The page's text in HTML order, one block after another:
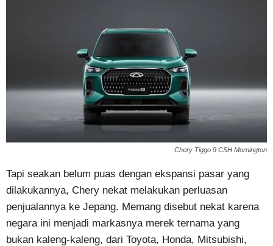
Chery Tiggo 9 CSH Mornington
Tapi seakan belum puas dengan ekspansi pasar yang
dilakukannya, Chery nekat melakukan perluasan
penjualannya ke Jepang. Memang disebut nekat karena
negara ini menjadi markasnya merek ternama yang
bukan kaleng-kaleng, dari Toyota, Honda, Mitsubishi,